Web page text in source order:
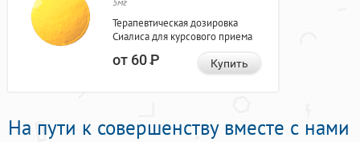
Терапевтическая дозировка
Сиалиса для курсового приема
от 60Р Купить
На пути к совершенству вместе с нами